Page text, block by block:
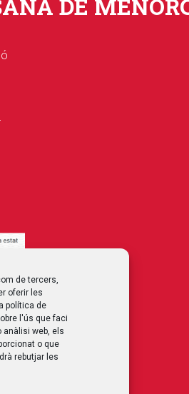
de tercers,
oferir les
política de
l'ús que faci
anàlisi web, els
o que
rebutjar les
DE